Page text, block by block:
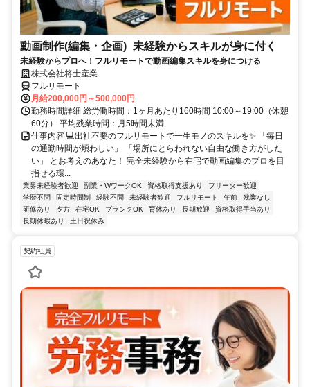
動画制作(編集・企画)_未経験からスキルが身に付く
未経験からプロへ！フルリモートで動画編集スキルを身につける
株式会社将士産業
フルリモート
月給200,000円～500,000円
勤務時間詳細 総労働時間：1ヶ月あたり160時間 10:00～19:00（休憩
60分） 平均残業時間：月5時間未満
仕事内容 💻出社不要のフルリモートで一生モノのスキルを✨ 「毎日
の通勤時間が煩わしい」 「場所にとらわれない自由な働き方がした
い」 とお考えのあなた！ 完全未経験から在宅で動画編集のプロを目
指せる環...
業界未経験者歓迎 副業・WワークOK 資格取得支援あり
フリーター歓迎
学歴不問
固定時間制 経験不問 未経験者歓迎 フルリモート 午前
残業なし
研修あり
夕方 在宅OK ブランクOK 育休あり 長期歓迎
資格取得手当あり
長期休暇あり
土日祝休み
契約社員